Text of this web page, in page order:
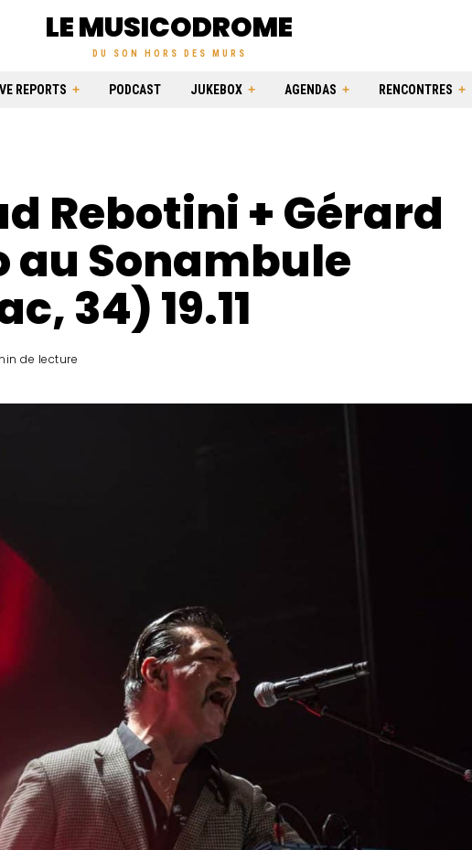
LE MUSICODROME
DU SON HORS DES MURS
REPORTS PODCAST JUKEBOX AGENDAS RENCONTRES
Rebotini + Gérard
au Sonambule
34) 19.11
de lecture